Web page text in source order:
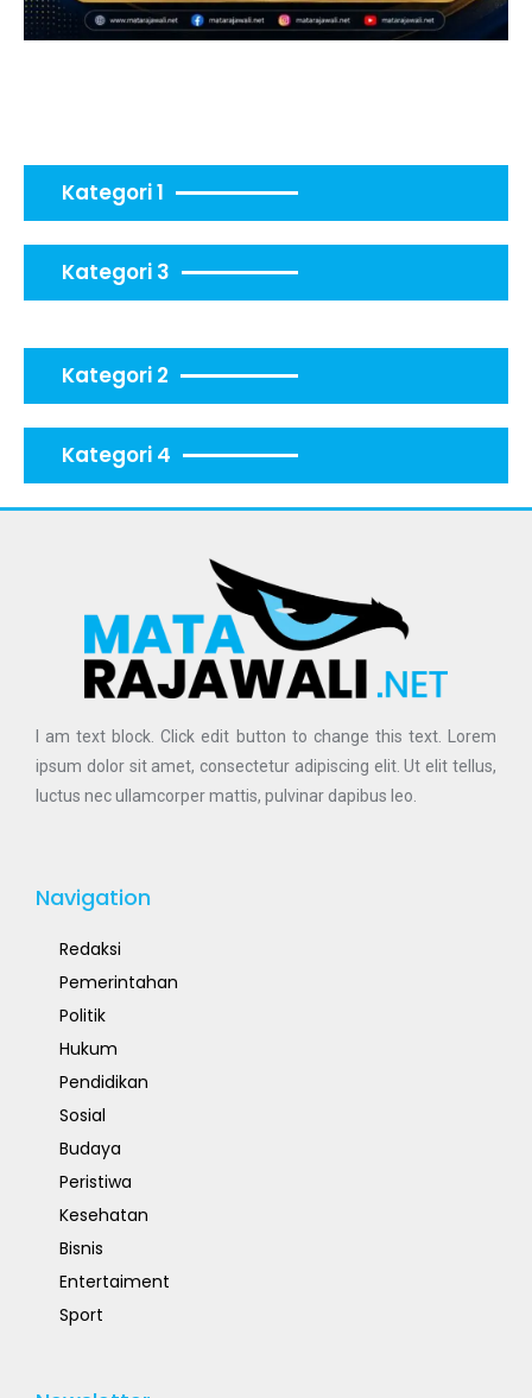
Kategori 1
Kategori 3
Kategori 2
Kategori 4
I am text block. Click edit button to change this text. Lorem
ipsum dolor sit amet, consectetur adipiscing elit. Ut elit tellus,
luctus nec ullamcorper mattis, pulvinar dapibus leo.
Navigation
Redaksi
Pemerintahan
Politik
Hukum
Pendidikan
Sosial
Budaya
Peristiwa
Kesehatan
Bisnis
Entertaiment
Sport